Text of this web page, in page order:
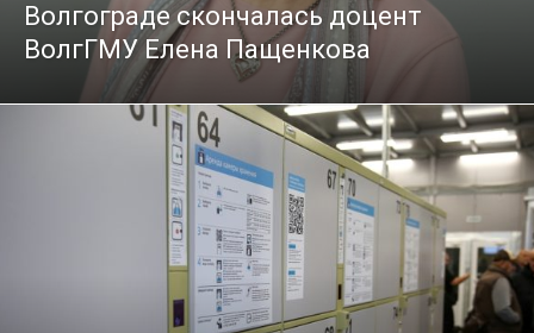
Волгограде скончалась доцент
ВолгГМУ Елена Пащенкова